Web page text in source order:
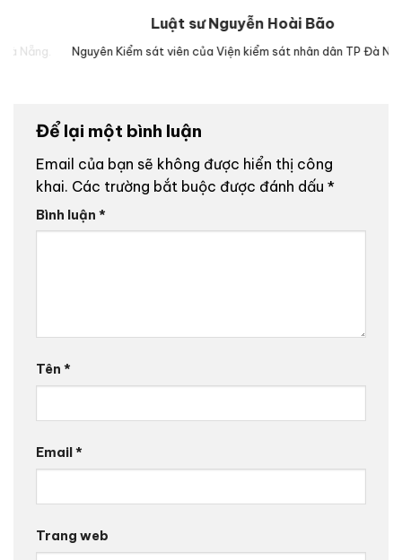
Luật sư Nguyễn Hoài Bão
Nguyên Kiểm sát viên của Viện kiểm sát nhân dân TP Đà Nẵng.
Để lại một bình luận
Email của bạn sẽ không được hiển thị công
khai. Các trường bắt buộc được đánh dấu *
Bình luận *
Tên *
Email *
Trang web